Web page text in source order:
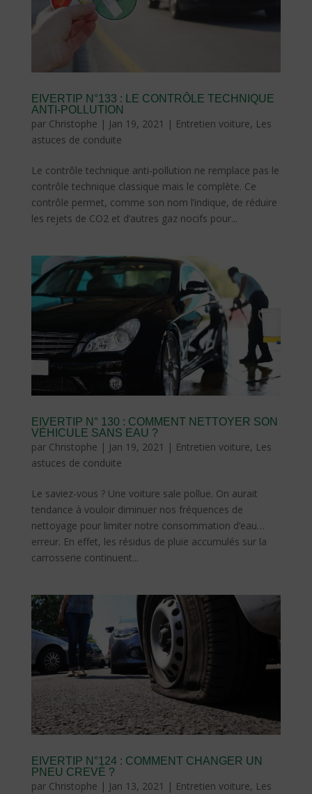
EIVERTIP N°133 : LE CONTRÔLE TECHNIQUE
ANTI-POLLUTION
par Christophe | Jan 19, 2021 | Entretien voiture, Les
astuces de conduite
Le contrôle technique anti-pollution ne remplace pas le
contrôle technique classique mais le complète. Ce
contrôle permet, comme son nom l’indique, de réduire
les rejets de CO2 et d’autres gaz nocifs pour...
EIVERTIP N° 130 : COMMENT NETTOYER SON
VÉHICULE SANS EAU ?
par Christophe | Jan 19, 2021 | Entretien voiture, Les
astuces de conduite
Le saviez-vous ? Une voiture sale pollue. On aurait
tendance à vouloir diminuer nos fréquences de
nettoyage pour limiter notre consommation d’eau…
erreur. En effet, les résidus de pluie accumulés sur la
carrosserie continuent...
EIVERTIP N°124 : COMMENT CHANGER UN
PNEU CREVÉ ?
par Christophe | Jan 13, 2021 | Entretien voiture, Les